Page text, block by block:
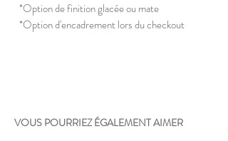
*Option de finition glacée ou mate
*Option d'encadrement lors du checkout
VOUS POURRIEZ ÉGALEMENT AIMER